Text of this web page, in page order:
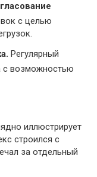
с целью
Регулярный
с возможностью
иллюстрирует
строился с
за отдельный